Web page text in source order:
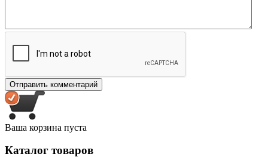
Ваша корзина пуста
Каталог товаров